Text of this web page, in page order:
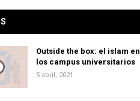
Outside the box: el islam en
los campus universitarios
5 abril, 2021